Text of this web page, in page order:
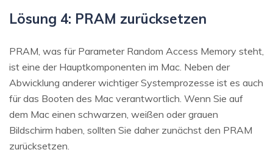
Lösung 4: PRAM zurücksetzen
PRAM, was für Parameter Random Access Memory steht,
ist eine der Hauptkomponenten im Mac. Neben der
Abwicklung anderer wichtiger Systemprozesse ist es auch
für das Booten des Mac verantwortlich. Wenn Sie auf
dem Mac einen schwarzen, weißen oder grauen
Bildschirm haben, sollten Sie daher zunächst den PRAM
zurücksetzen.